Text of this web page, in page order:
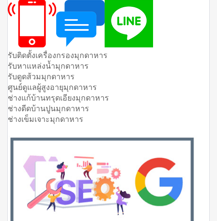
รับติดตั้งเครื่องกรองมุกดาหาร
รับหาแหล่งน้ำมุกดาหาร
รับดูดส้วมมุกดาหาร
ศูนย์ดูแลผู้สูงอายุมุกดาหาร
ช่างแก้บ้านทรุดเอียงมุกดาหาร
ช่างดีดบ้านปูนมุกดาหาร
ช่างเข็มเจาะมุกดาหาร